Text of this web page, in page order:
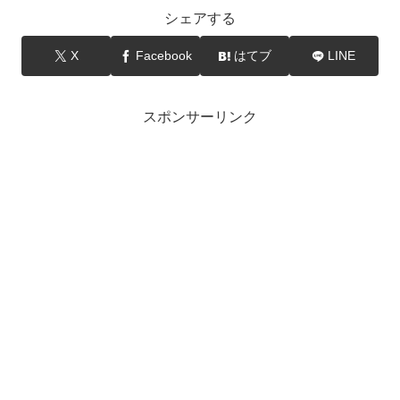
シェアする
X Facebook はてブ LINE
スポンサーリンク